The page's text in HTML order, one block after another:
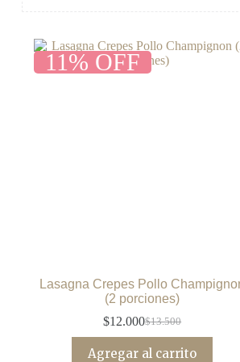
11% OFF
Lasagna Crepes Pollo
(2 porciones)
$13.500
El
original
$12.000El
actual
Agregar al carrito